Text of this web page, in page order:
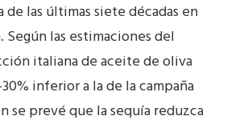
las últimas siete décadas en
las estimaciones del
italiana de aceite de oliva
inferior a la de la campaña
se prevé que la sequía reduzca